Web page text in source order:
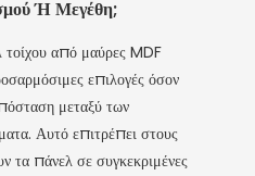
Ή Μεγέθη;
τοίχου από μαύρες MDF
επιλογές όσον
μεταξύ των
Αυτό επιτρέπει στους
τα πάνελ σε συγκεκριμένες